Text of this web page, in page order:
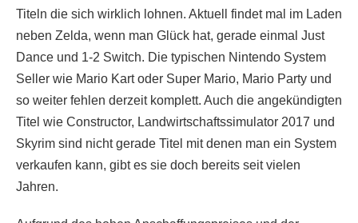
Titeln die sich wirklich lohnen. Aktuell findet mal im Laden
neben Zelda, wenn man Glück hat, gerade einmal Just
Dance und 1-2 Switch. Die typischen Nintendo System
Seller wie Mario Kart oder Super Mario, Mario Party und
so weiter fehlen derzeit komplett. Auch die angekündigten
Titel wie Constructor, Landwirtschaftssimulator 2017 und
Skyrim sind nicht gerade Titel mit denen man ein System
verkaufen kann, gibt es sie doch bereits seit vielen
Jahren.